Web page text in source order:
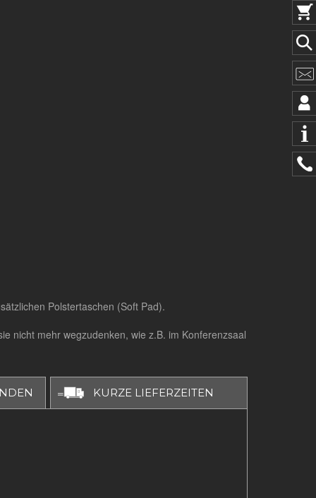
Polstertaschen (Soft Pad).
nicht mehr wegzudenken, wie z.B. im Konferenzsaal
KURZE LIEFERZEITEN